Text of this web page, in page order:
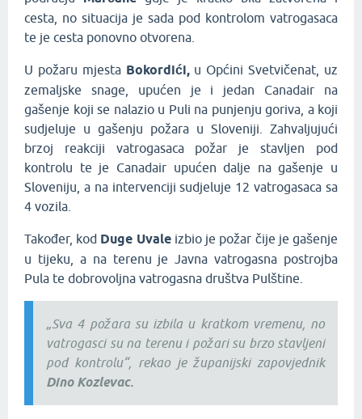
cesta, no situacija je sada pod kontrolom vatrogasaca
te je cesta ponovno otvorena.
U požaru mjesta Bokordići, u Općini Svetvičenat, uz
zemaljske snage, upućen je i jedan Canadair na
gašenje koji se nalazio u Puli na punjenju goriva, a koji
sudjeluje u gašenju požara u Sloveniji. Zahvaljujući
brzoj reakciji vatrogasaca požar je stavljen pod
kontrolu te je Canadair upućen dalje na gašenje u
Sloveniju, a na intervenciji sudjeluje 12 vatrogasaca sa
4 vozila.
Također, kod Duge Uvaleizbio je požar čije je gašenje
u tijeku, a na terenu je Javna vatrogasna postrojba
Pula te dobrovoljna vatrogasna društva Pulštine.
„Sva 4 požara su izbila u kratkom vremenu, no
vatrogasci su na terenu i požari su brzo stavljeni
pod kontrolu“, rekao je županijski zapovjednik
Dino Kozlevac.